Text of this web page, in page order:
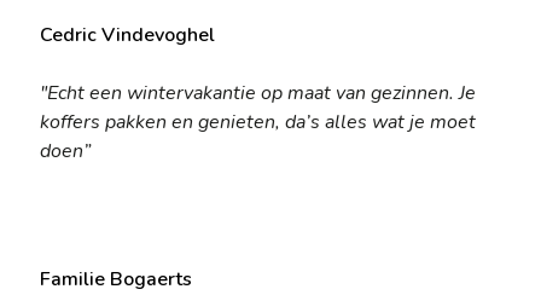
Cedric Vindevoghel
"Echt een wintervakantie op maat van gezinnen. Je
koffers pakken en genieten, da’s alles wat je moet
doen”
Familie Bogaerts